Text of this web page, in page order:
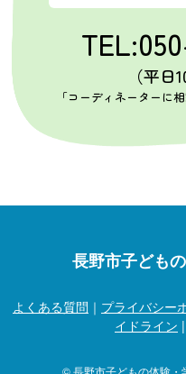
（平日
「コーディネーターに
長野市子ども
よくある質問 ｜ プライバシー
イドライン |
© 長野市子どもの体験・